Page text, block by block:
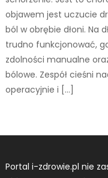
objawem jest uczucie
ból w obrębie dłoni. Na
trudno funkcjonować,
zdolności manualne
bólowe. Zespół cieśni
operacyjnie i […]
Portal i-zdrowie.pl nie